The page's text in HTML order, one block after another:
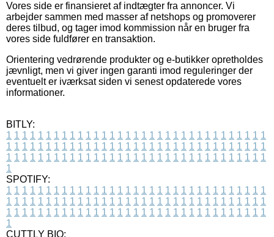
Vores side er finansieret af indtægter fra annoncer. Vi
arbejder sammen med masser af netshops og promoverer
deres tilbud, og tager imod kommission når en bruger fra
vores side fuldfører en transaktion.
Orientering vedrørende produkter og e-butikker opretholdes
jævnligt, men vi giver ingen garanti imod reguleringer der
eventuelt er iværksat siden vi senest opdaterede vores
informationer.
BITLY:
1 1 1 1 1 1 1 1 1 1 1 1 1 1 1 1 1 1 1 1 1 1 1 1 1 1 1 1 1 1 1 1 1
1 1 1 1 1 1 1 1 1 1 1 1 1 1 1 1 1 1 1 1 1 1 1 1 1 1 1 1 1 1 1 1 1
1 1 1 1 1 1 1 1 1 1 1 1 1 1 1 1 1 1 1 1 1 1 1 1 1 1 1 1 1 1 1 1 1
1
SPOTIFY:
1 1 1 1 1 1 1 1 1 1 1 1 1 1 1 1 1 1 1 1 1 1 1 1 1 1 1 1 1 1 1 1 1
1 1 1 1 1 1 1 1 1 1 1 1 1 1 1 1 1 1 1 1 1 1 1 1 1 1 1 1 1 1 1 1 1
1 1 1 1 1 1 1 1 1 1 1 1 1 1 1 1 1 1 1 1 1 1 1 1 1 1 1 1 1 1 1 1 1
1
CUTTLY BIO: